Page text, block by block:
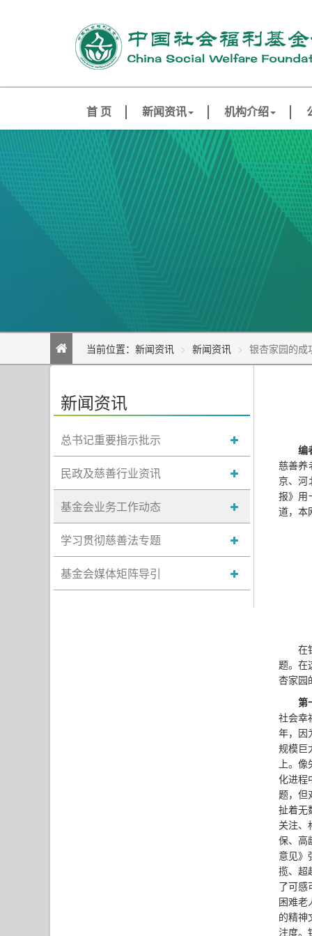
首 页 新闻资讯 机构介绍
当前位置： 新闻资讯 新闻资讯 银杏家园的成
新闻资讯
总书记重要指示批示
民政及慈善行业资讯
基金会业务工作动态
学习贯彻慈善法专题
基金会媒体矩阵导引
编
慈善养
京、
报》用
道，本
在
题。在
杏家园
第
社会幸
年，因
规模巨
上。
化进程
题，但
扯着无
关注、
保、高
意见》
揽、超
了可感
困难老
的精神
注度。